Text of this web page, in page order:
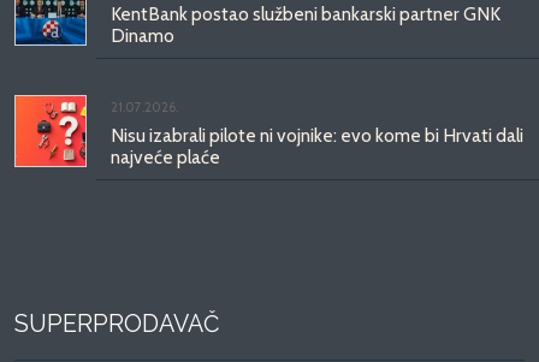
KentBank postao službeni bankarski partner GNK
Dinamo
21.07.2026.
Nisu izabrali pilote ni vojnike: evo kome bi Hrvati dali
najveće plaće
SUPERPRODAVAČ